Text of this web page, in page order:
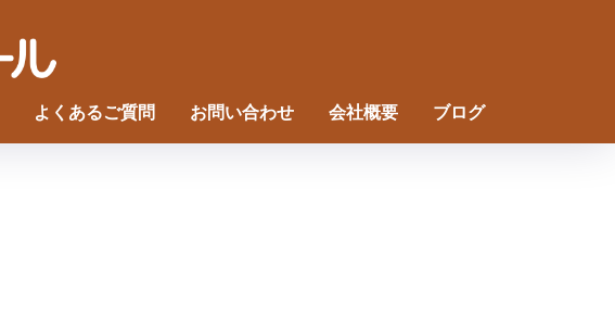
よくあるご質問 お問い合わせ 会社概要 ブログ